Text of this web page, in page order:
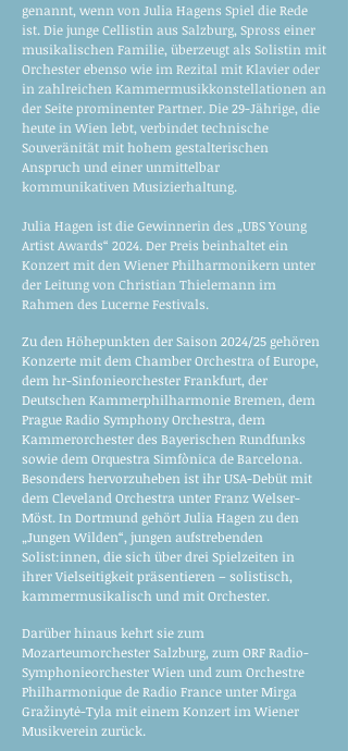
genannt, wenn von Julia Hagens Spiel die Rede
ist. Die junge Cellistin aus Salzburg, Spross einer
musikalischen Familie, überzeugt als Solistin mit
Orchester ebenso wie im Rezital mit Klavier oder
in zahlreichen Kammermusikkonstellationen an
der Seite prominenter Partner. Die 29-Jährige, die
heute in Wien lebt, verbindet technische
Souveränität mit hohem gestalterischen
Anspruch und einer unmittelbar
kommunikativen Musizierhaltung.
Julia Hagen ist die Gewinnerin des „UBS Young
Artist Awards“ 2024. Der Preis beinhaltet ein
Konzert mit den Wiener Philharmonikern unter
der Leitung von Christian Thielemann im
Rahmen des Lucerne Festivals.
Zu den Höhepunkten der Saison 2024/25 gehören
Konzerte mit dem Chamber Orchestra of Europe,
dem hr-Sinfonieorchester Frankfurt, der
Deutschen Kammerphilharmonie Bremen, dem
Prague Radio Symphony Orchestra, dem
Kammerorchester des Bayerischen Rundfunks
sowie dem Orquestra Simfònica de Barcelona.
Besonders hervorzuheben ist ihr USA-Debüt mit
dem Cleveland Orchestra unter Franz Welser-
Möst. In Dortmund gehört Julia Hagen zu den
„Jungen Wilden“, jungen aufstrebenden
Solist:innen, die sich über drei Spielzeiten in
ihrer Vielseitigkeit präsentieren – solistisch,
kammermusikalisch und mit Orchester.
Darüber hinaus kehrt sie zum
Mozarteumorchester Salzburg, zum ORF Radio-
Symphonieorchester Wien und zum Orchestre
Philharmonique de Radio France unter Mirga
Gražinytė-Tyla mit einem Konzert im Wiener
Musikverein zurück.